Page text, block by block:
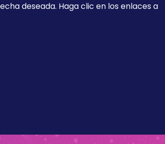
deseada. Haga clic en los enlaces a